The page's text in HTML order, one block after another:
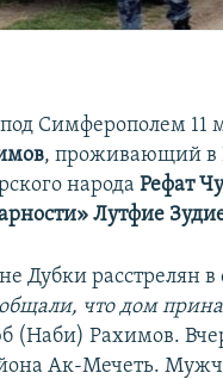
Симферополем 11
, проживающий в
народаРефат
Лутфие
Дубки расстрелян в
что дом
(Наби) Рахимов.
Ак-Мечеть.